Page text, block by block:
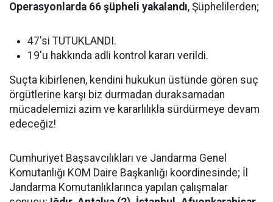
Operasyonlarda 66 şüpheli yakalandı, Şüphelilerden;
47'si TUTUKLANDI.
19'u hakkında adli kontrol kararı verildi.
Suçta kibirlenen, kendini hukukun üstünde gören suç
örgütlerine karşı biz durmadan duraksamadan
mücadelemizi azim ve kararlılıkla sürdürmeye devam
edeceğiz!
Cumhuriyet Başsavcılıkları ve Jandarma Genel
Komutanlığı KOM Daire Başkanlığı koordinesinde; İl
Jandarma Komutanlıklarınca yapılan çalışmalar